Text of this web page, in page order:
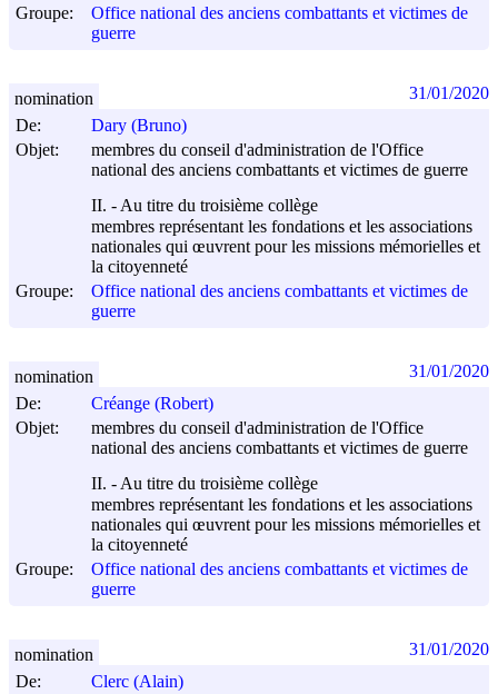
Groupe:
Office national des anciens combattants et victimes de
guerre
De:
Dary (Bruno)
Objet:
membres du conseil d'administration de l'Office
national des anciens combattants et victimes de guerre
II. - Au titre du troisième collège
membres représentant les fondations et les associations
nationales qui œuvrent pour les missions mémorielles et
la citoyenneté
Groupe:
Office national des anciens combattants et victimes de
guerre
nomination 31/01/2020
De:
Créange (Robert)
Objet:
membres du conseil d'administration de l'Office
national des anciens combattants et victimes de guerre
II. - Au titre du troisième collège
membres représentant les fondations et les associations
nationales qui œuvrent pour les missions mémorielles et
la citoyenneté
Groupe:
Office national des anciens combattants et victimes de
guerre
nomination 31/01/2020
De:
Clerc (Alain)
nomination 31/01/2020